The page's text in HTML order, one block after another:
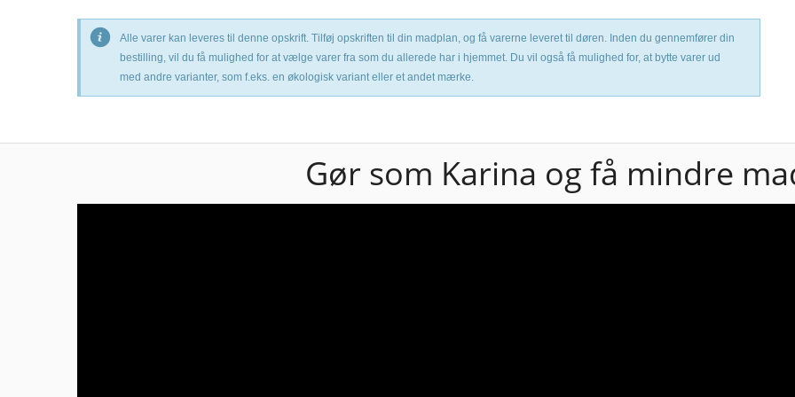
Alle varer kan leveres til denne opskrift. Tilføj opskriften til din madplan, og få varerne leveret til døren. Inden du gennemfører din
bestilling, vil du få mulighed for at vælge varer fra som du allerede har i hjemmet. Du vil også få mulighed for, at bytte varer ud
med andre varianter, som f.eks. en økologisk variant eller et andet mærke.
Gør som Karina og få mindre